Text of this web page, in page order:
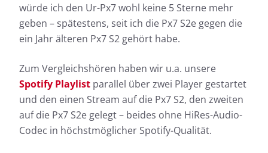
würde ich den Ur-Px7 wohl keine 5 Sterne mehr
geben – spätestens, seit ich die Px7 S2e gegen die
ein Jahr älteren Px7 S2 gehört habe.
Zum Vergleichshören haben wir u.a. unsere
Spotify Playlist parallel über zwei Player gestartet
und den einen Stream auf die Px7 S2, den zweiten
auf die Px7 S2e gelegt – beides ohne HiRes-Audio-
Codec in höchstmöglicher Spotify-Qualität.